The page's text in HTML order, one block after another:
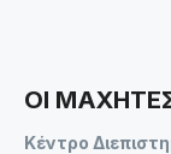
ΟΙ
Κέντρο